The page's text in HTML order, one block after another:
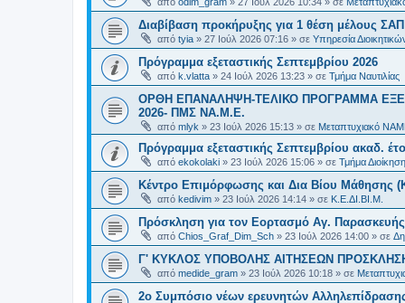
Διαβίβαση προκήρυξης για 1 θέση μέλους
από tyia » 27 Ιούλ 2026 07:16 » σε Υπηρεσία
Πρόγραμμα εξεταστικής Σεπτεμβρίου 2026
από k.vlatta » 24 Ιούλ 2026 13:23 » σε Τμήμα Ναυτιλίας
ΟΡΘΗ ΕΠΑΝΑΛΗΨΗ-ΤΕΛΙΚΟ ΠΡΟΓΡΑΜΜΑ
2026- ΠΜΣ ΝΑ.Μ.Ε.
από mlyk » 23 Ιούλ 2026 15:13 » σε Μεταπτυχιακό
Πρόγραμμα εξεταστικής Σεπτεμβρίου ακαδ.
από ekokolaki » 23 Ιούλ 2026 15:06 » σε Τμήμα
Κέντρο Επιμόρφωσης και Δια Βίου Μάθησης
από kedivim » 23 Ιούλ 2026 14:14 » σε Κ.Ε.ΔΙ.ΒΙ.Μ.
Πρόσκληση για τον Εορτασμό Αγ.
από Chios_Graf_Dim_Sch » 23 Ιούλ 2026 14:00 » σε
Γ' ΚΥΚΛΟΣ ΥΠΟΒΟΛΗΣ ΑΙΤΗΣΕΩΝ
από medide_gram » 23 Ιούλ 2026 10:18 » σε
2ο Συμπόσιο νέων ερευνητών